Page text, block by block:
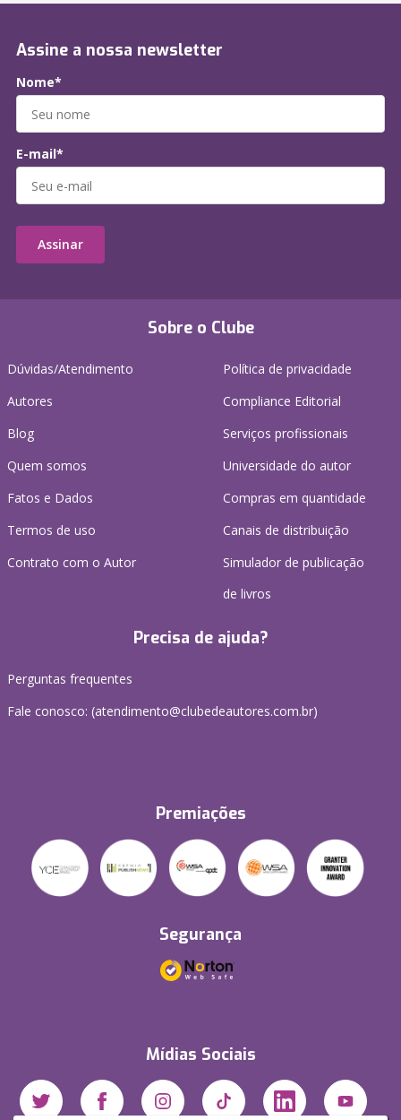
Sobre o Clube
Dúvidas/Atendimento
Autores
Blog
Quem somos
Fatos e Dados
Termos de uso
Contrato com o Autor
Política de privacidade
Compliance Editorial
Serviços profissionais
Universidade do autor
Compras em quantidade
Canais de distribuição
Simulador de publicação
de livros
Precisa de ajuda?
Perguntas frequentes
Fale conosco: (atendimento@clubedeautores.com.br)
Premiações
Segurança
Mídias Sociais
Assine a nossa newsletter
Nome*
E-mail*
Assinar